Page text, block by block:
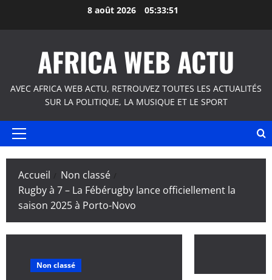
8 août 2026 05:33:51
AFRICA WEB ACTU
AVEC AFRICA WEB ACTU, RETROUVEZ TOUTES LES ACTUALITÉS
SUR LA POLITIQUE, LA MUSIQUE ET LE SPORT
Menu
Accueil
Non classé
Rugby à 7 – La Fébérugby lance officiellement la
saison 2025 à Porto-Novo
Non classé